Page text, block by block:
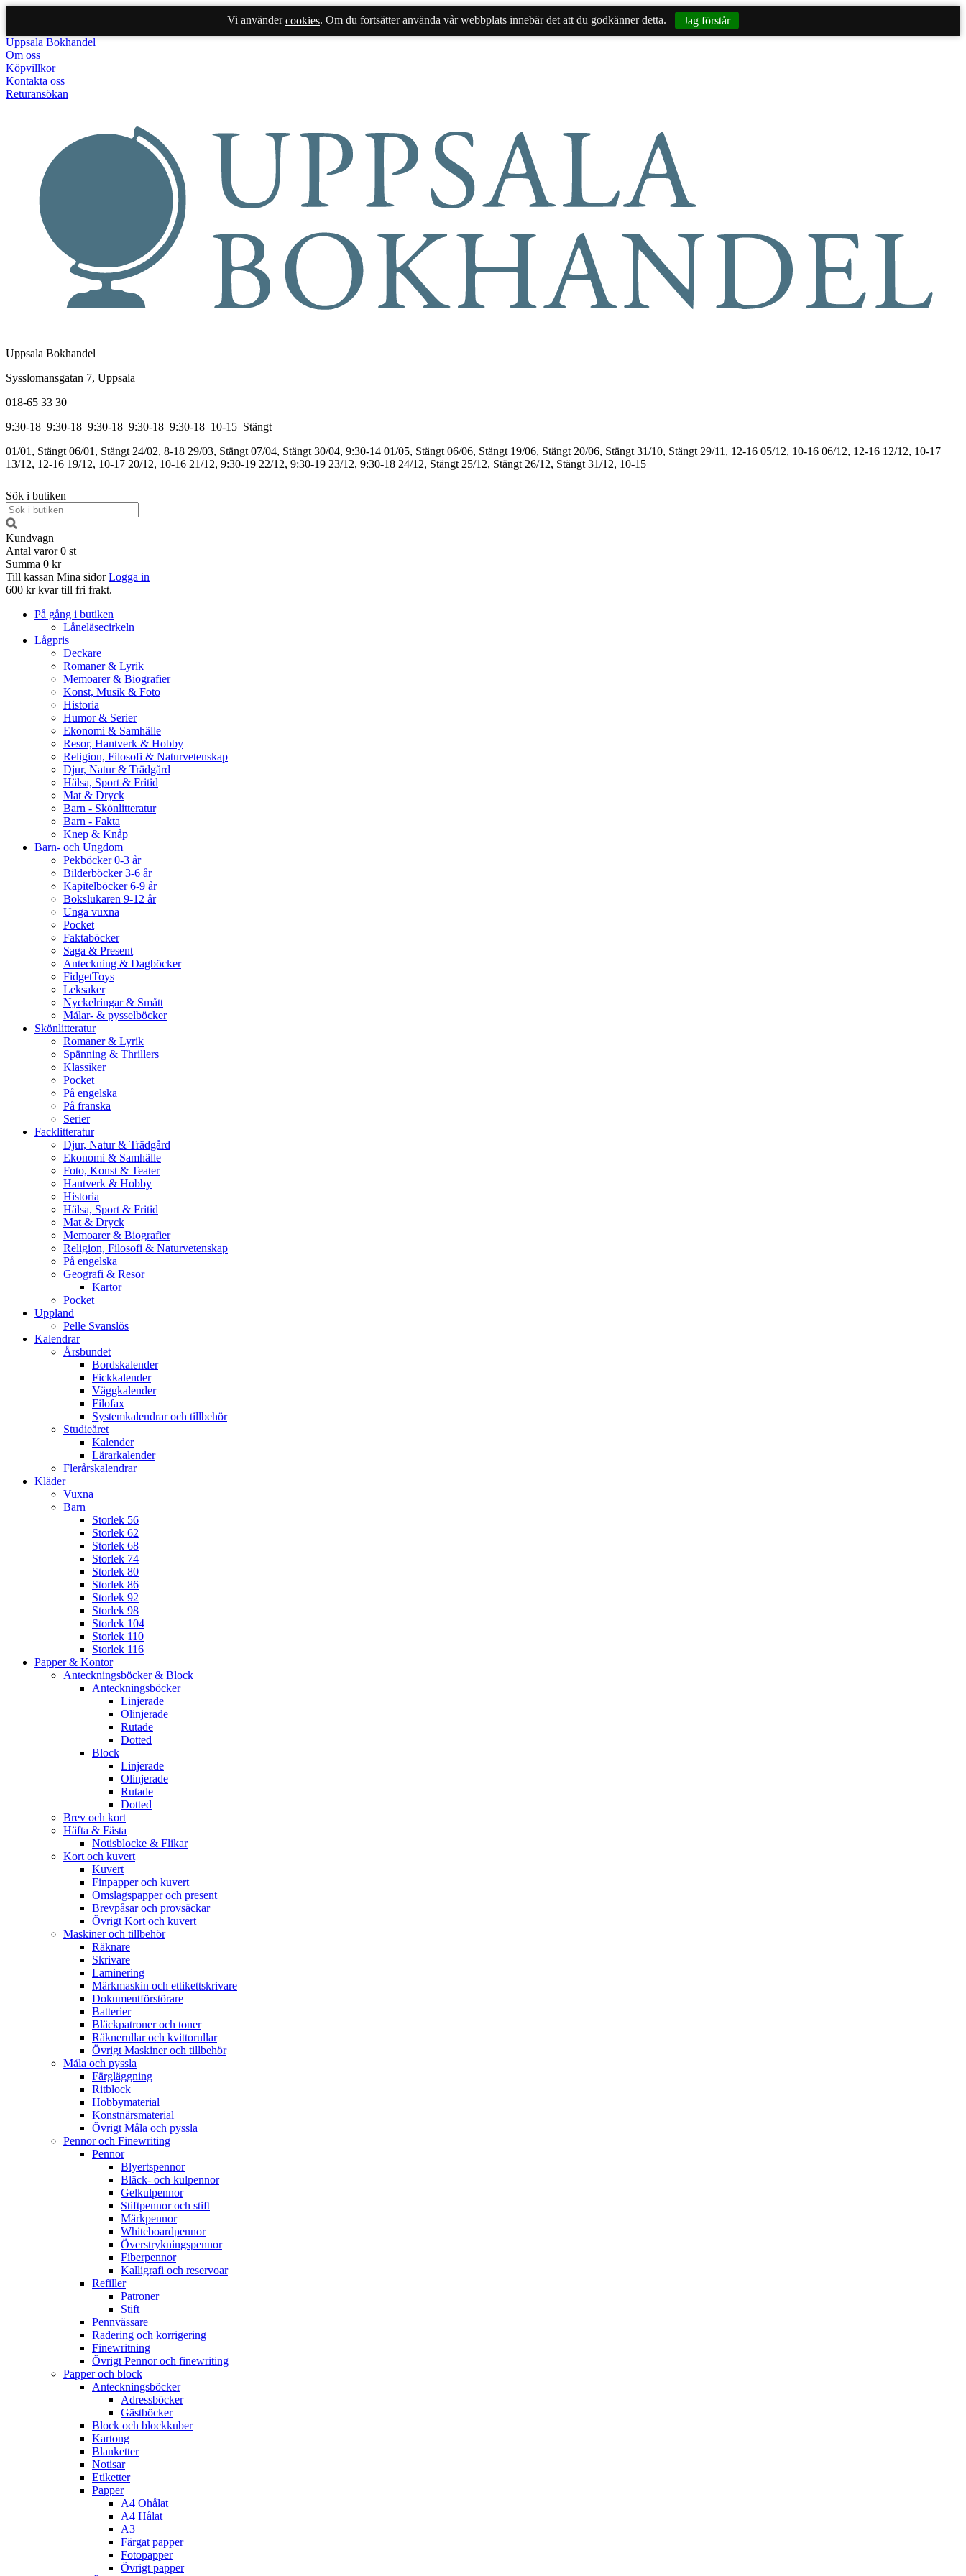
Vi användercookies. Om du fortsätter använda vår webbplats innebär det att du godkänner detta.
Jag förstår
Uppsala Bokhandel
Om oss
Köpvillkor
Kontakta oss
Returansökan
Uppsala Bokhandel
Sysslomansgatan 7, Uppsala
018-65 33 30
9:30-18 9:30-18 9:30-18 9:30-18 9:30-18 10-15 Stängt
01/01, Stängt 06/01, Stängt 24/02, 8-18 29/03, Stängt 07/04, Stängt 30/04, 9:30-14 01/05, Stängt 06/06, Stängt 19/06, Stängt 20/06, Stängt 31/10, Stängt 29/11, 12-16 05/12, 10-16 06/12, 12-16 12/12, 10-17
13/12, 12-16 19/12, 10-17 20/12, 10-16 21/12, 9:30-19 22/12, 9:30-19 23/12, 9:30-18 24/12, Stängt 25/12, Stängt 26/12, Stängt 31/12, 10-15
Sök i butiken
Kundvagn
Antal varor 0 st
Summa 0 kr
Till kassan Mina sidor Logga in
600 kr kvar till fri frakt.
På gång i butiken
Låneläsecirkeln
Lågpris
Deckare
Romaner & Lyrik
Memoarer & Biografier
Konst, Musik & Foto
Historia
Humor & Serier
Ekonomi & Samhälle
Resor, Hantverk & Hobby
Religion, Filosofi & Naturvetenskap
Djur, Natur & Trädgård
Hälsa, Sport & Fritid
Mat & Dryck
Barn - Skönlitteratur
Barn - Fakta
Knep & Knåp
Barn- och Ungdom
Pekböcker 0-3 år
Bilderböcker 3-6 år
Kapitelböcker 6-9 år
Bokslukaren 9-12 år
Unga vuxna
Pocket
Faktaböcker
Saga & Present
Anteckning & Dagböcker
FidgetToys
Leksaker
Nyckelringar & Smått
Målar- & pysselböcker
Skönlitteratur
Romaner & Lyrik
Spänning & Thrillers
Klassiker
Pocket
På engelska
På franska
Serier
Facklitteratur
Djur, Natur & Trädgård
Ekonomi & Samhälle
Foto, Konst & Teater
Hantverk & Hobby
Historia
Hälsa, Sport & Fritid
Mat & Dryck
Memoarer & Biografier
Religion, Filosofi & Naturvetenskap
På engelska
Geografi & Resor
Kartor
Pocket
Uppland
Pelle Svanslös
Kalendrar
Årsbundet
Bordskalender
Fickkalender
Väggkalender
Filofax
Systemkalendrar och tillbehör
Studieåret
Kalender
Lärarkalender
Flerårskalendrar
Kläder
Vuxna
Barn
Storlek 56
Storlek 62
Storlek 68
Storlek 74
Storlek 80
Storlek 86
Storlek 92
Storlek 98
Storlek 104
Storlek 110
Storlek 116
Papper & Kontor
Anteckningsböcker & Block
Anteckningsböcker
Linjerade
Olinjerade
Rutade
Dotted
Block
Linjerade
Olinjerade
Rutade
Dotted
Brev och kort
Häfta & Fästa
Notisblocke & Flikar
Kort och kuvert
Kuvert
Finpapper och kuvert
Omslagspapper och present
Brevpåsar och provsäckar
Övrigt Kort och kuvert
Maskiner och tillbehör
Räknare
Skrivare
Laminering
Märkmaskin och ettikettskrivare
Dokumentförstörare
Batterier
Bläckpatroner och toner
Räknerullar och kvittorullar
Övrigt Maskiner och tillbehör
Måla och pyssla
Färgläggning
Ritblock
Hobbymaterial
Konstnärsmaterial
Övrigt Måla och pyssla
Pennor och Finewriting
Pennor
Blyertspennor
Bläck- och kulpennor
Gelkulpennor
Stiftpennor och stift
Märkpennor
Whiteboardpennor
Överstrykningspennor
Fiberpennor
Kalligrafi och reservoar
Refiller
Patroner
Stift
Pennvässare
Radering och korrigering
Finewritning
Övrigt Pennor och finewriting
Papper och block
Anteckningsböcker
Adressböcker
Gästböcker
Block och blockkuber
Kartong
Blanketter
Notisar
Etiketter
Papper
A4 Ohålat
A4 Hålat
A3
Färgat papper
Fotopapper
Övrigt papper